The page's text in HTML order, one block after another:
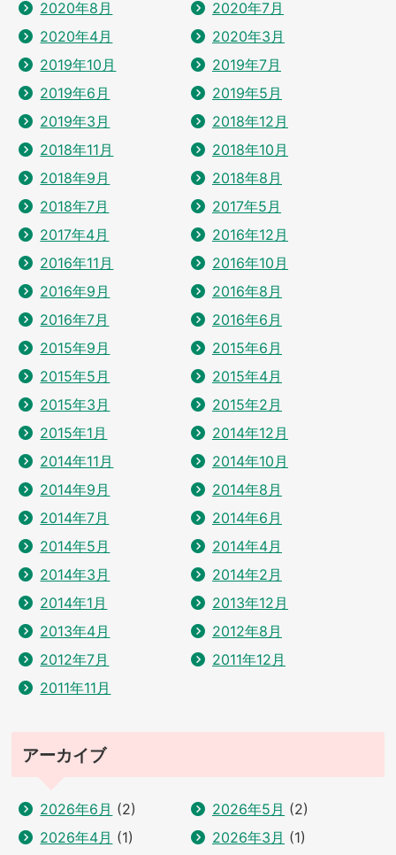
2020年8月
2020年7月
2020年4月
2020年3月
2019年10月
2019年7月
2019年6月
2019年5月
2019年3月
2018年12月
2018年11月
2018年10月
2018年9月
2018年8月
2018年7月
2017年5月
2017年4月
2016年12月
2016年11月
2016年10月
2016年9月
2016年8月
2016年7月
2016年6月
2015年9月
2015年6月
2015年5月
2015年4月
2015年3月
2015年2月
2015年1月
2014年12月
2014年11月
2014年10月
2014年9月
2014年8月
2014年7月
2014年6月
2014年5月
2014年4月
2014年3月
2014年2月
2014年1月
2013年12月
2013年4月
2012年8月
2012年7月
2011年12月
2011年11月
アーカイブ
2026年6月 (2) 2026年5月 (2)
2026年4月 (1) 2026年3月 (1)